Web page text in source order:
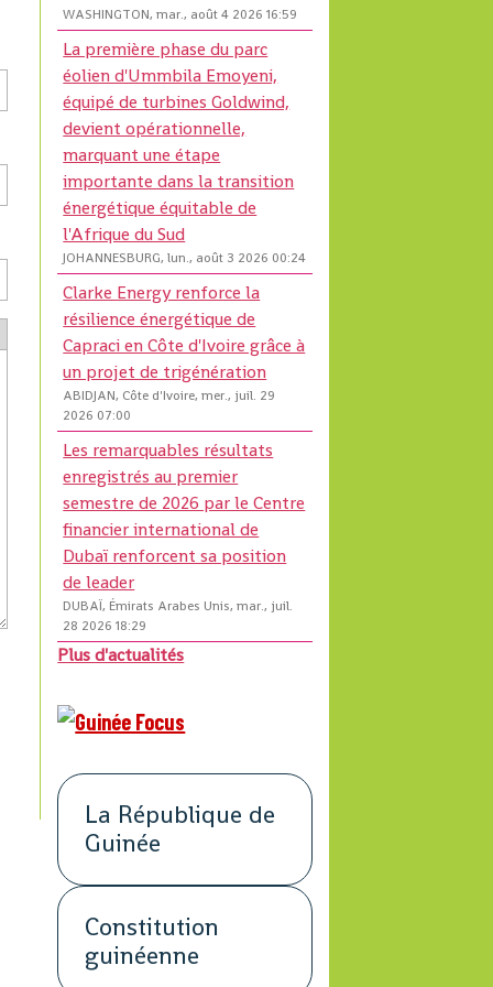
WASHINGTON, mar., août 4 2026 16:59
La première phase du parc
éolien d'Ummbila Emoyeni,
équipé de turbines Goldwind,
devient opérationnelle,
marquant une étape
importante dans la transition
énergétique équitable de
l'Afrique du Sud
JOHANNESBURG, lun., août 3 2026 00:24
Clarke Energy renforce la
résilience énergétique de
Capraci en Côte d'Ivoire grâce à
un projet de trigénération
ABIDJAN, Côte d'Ivoire, mer., juil. 29
2026 07:00
Les remarquables résultats
enregistrés au premier
semestre de 2026 par le Centre
financier international de
Dubaï renforcent sa position
de leader
DUBAÏ, Émirats Arabes Unis, mar., juil.
28 2026 18:29
Plus d'actualités
La République de
Guinée
Constitution
guinéenne